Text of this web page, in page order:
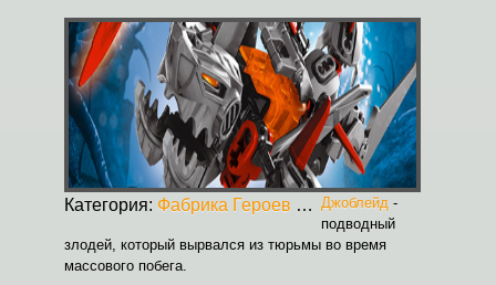
Категория: Фабрика Героев Опубликовано:
Джоблейд -
подводный
злодей, который вырвался из тюрьмы во время
массового побега.